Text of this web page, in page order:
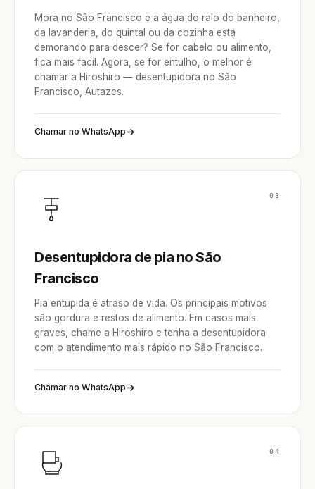
Mora no São Francisco e a água do ralo do banheiro,
da lavanderia, do quintal ou da cozinha está
demorando para descer? Se for cabelo ou alimento,
fica mais fácil. Agora, se for entulho, o melhor é
chamar a Hiroshiro — desentupidora no São
Francisco, Autazes.
Chamar no WhatsApp
03
Desentupidora de pia no São
Francisco
Pia entupida é atraso de vida. Os principais motivos
são gordura e restos de alimento. Em casos mais
graves, chame a Hiroshiro e tenha a desentupidora
com o atendimento mais rápido no São Francisco.
Chamar no WhatsApp
04